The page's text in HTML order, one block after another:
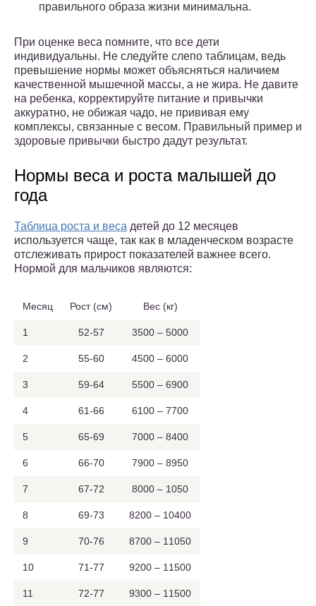
правильного образа жизни минимальна.
При оценке веса помните, что все дети
индивидуальны. Не следуйте слепо таблицам, ведь
превышение нормы может объясняться наличием
качественной мышечной массы, а не жира. Не давите
на ребенка, корректируйте питание и привычки
аккуратно, не обижая чадо, не прививая ему
комплексы, связанные с весом. Правильный пример и
здоровые привычки быстро дадут результат.
Нормы веса и роста малышей до
года
Таблица роста и веса детей до 12 месяцев
используется чаще, так как в младенческом возрасте
отслеживать прирост показателей важнее всего.
Нормой для мальчиков являются:
Месяц Рост (см) Вес (кг)
1 52-57 3500 – 5000
2 55-60 4500 – 6000
3 59-64 5500 – 6900
4 61-66 6100 – 7700
5 65-69 7000 – 8400
6 66-70 7900 – 8950
7 67-72 8000 – 1050
8 69-73 8200 – 10400
9 70-76 8700 – 11050
10 71-77 9200 – 11500
11 72-77 9300 – 11500